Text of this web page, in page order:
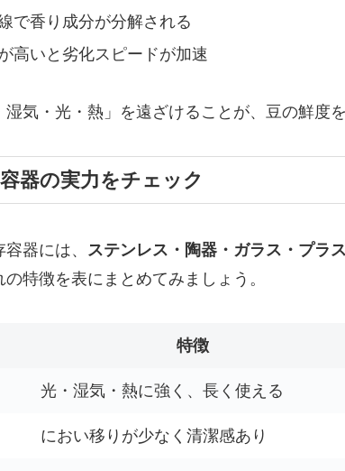
で香り成分が分解される
高いと劣化スピードが加速
気・光・熱」を遠ざけることが、豆の鮮度
器の実力をチェック
器には、 ステンレス・陶器・ガラス・プラ
特徴を表にまとめてみましょう。
特徴
光・湿気・熱に強く、長く使える
におい移りが少なく清潔感あり